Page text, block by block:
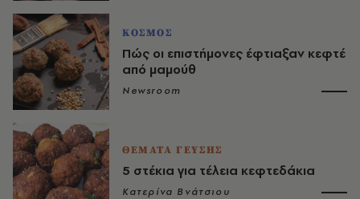
ΚΟΣΜΟΣ
Πώς οι επιστήμονες έφτιαξαν κεφτέ
από μαμούθ
Newsroom
ΘΕΜΑΤΑ ΓΕΥΣΗΣ
5 στέκια για τέλεια κεφτεδάκια
Κατερίνα Βνάτσιου